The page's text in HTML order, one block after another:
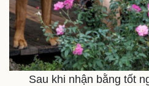
Sau khi nhận bằng tốt